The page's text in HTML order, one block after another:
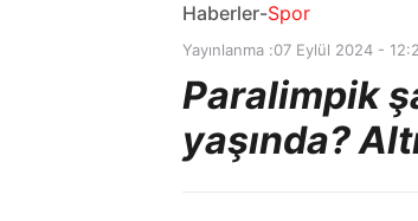
Haberler-Spor
Yayınlanma :07 Eylül 2024 -
Paralimpik
yaşında?